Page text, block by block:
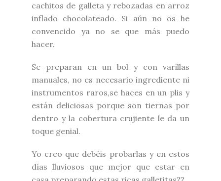
cachitos de galleta y rebozadas en arroz
inflado chocolateado. Si aún no os he
convencido ya no se que más puedo
hacer.
Se preparan en un bol y con varillas
manuales, no es necesario ingrediente ni
instrumentos raros,se haces en un plis y
están deliciosas porque son tiernas por
dentro y la cobertura crujiente le da un
toque genial.
Yo creo que debéis probarlas y en estos
días lluviosos que mejor que estar en